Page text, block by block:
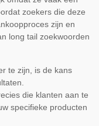
zoekers die deze
zijn en
long tail zoekwoorden
te zijn, is de kans
die klanten aan te
specifieke producten